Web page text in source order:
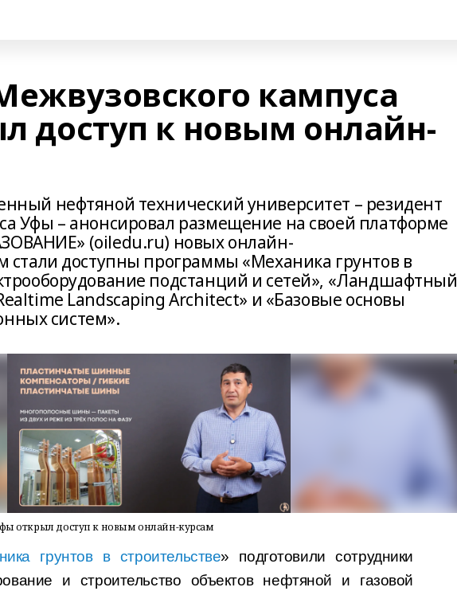
кампуса
доступ к новым онлайн-
нефтяной технический университет – резидент
Уфы – анонсировал размещение на своей платформе
(oiledu.ru) новых онлайн-
стали доступны программы «Механика грунтов в
подстанций и сетей», «Ландшафтный
Landscaping Architect» и «Базовые основы
систем».
открыл доступ к новым онлайн-курсам
грунтов в строительстве» подготовили сотрудники
и строительство объектов нефтяной и газовой